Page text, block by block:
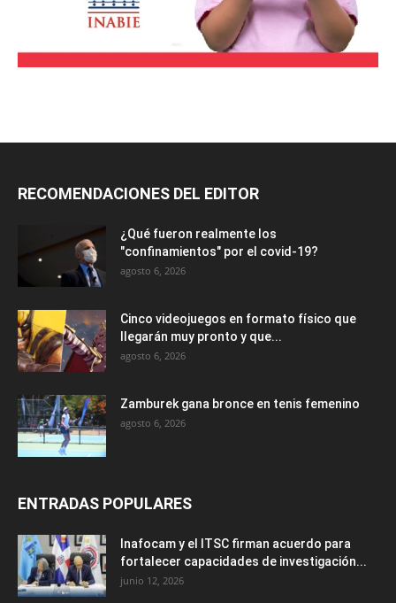
RECOMENDACIONES DEL EDITOR
¿Qué fueron realmente los
"confinamientos" por el covid-19?
agosto 6, 2026
Cinco videojuegos en formato físico que
llegarán muy pronto y que...
agosto 6, 2026
Zamburek gana bronce en tenis femenino
agosto 6, 2026
ENTRADAS POPULARES
Inafocam y el ITSC firman acuerdo para
fortalecer capacidades de investigación...
junio 12, 2026